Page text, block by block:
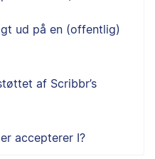
ud på en (offentlig)
af Scribbr’s
accepterer I?